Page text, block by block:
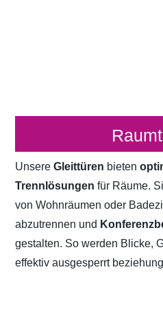
UnsereGleittüren bieten
Trennlösungen für Räume.
von Wohnräumen oder
abzutrennen und
gestalten. So werden Blicke,
effektiv ausgesperrt